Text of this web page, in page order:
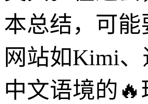
本总结，可
网站如Kimi
中文语境的